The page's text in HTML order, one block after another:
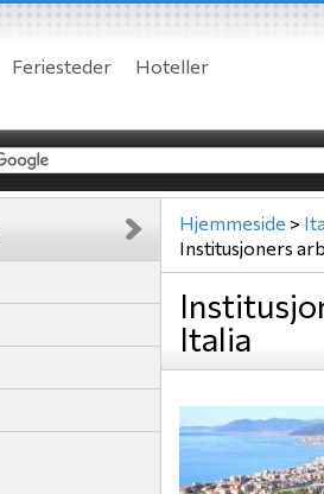
Feriesteder Hoteller
Hjemmeside >
Institusjoners
Italia